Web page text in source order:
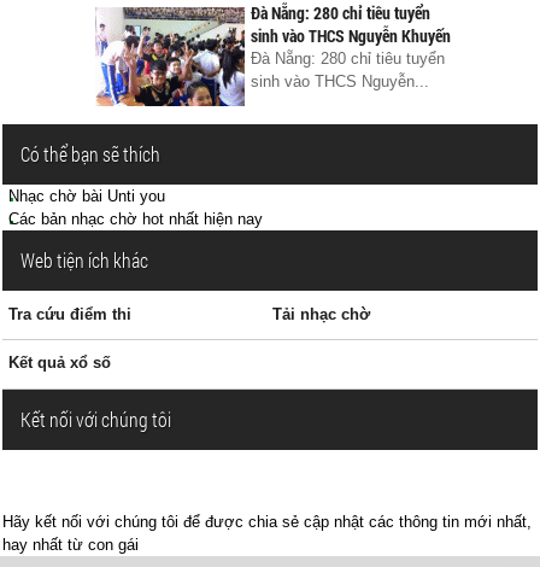
Đà Nẵng: 280 chỉ tiêu tuyển
sinh vào THCS Nguyễn Khuyến
Đà Nẵng: 280 chỉ tiêu tuyển
sinh vào THCS Nguyễn...
Có thể bạn sẽ thích
Nhạc chờ bài Unti you
Các bản nhạc chờ hot nhất hiện nay
Web tiện ích khác
Tra cứu điểm thi Tải nhạc chờ
Kết quả xổ số
Kết nối với chúng tôi
Hãy kết nối với chúng tôi để được chia sẻ cập nhật các thông tin mới nhất,
hay nhất từ con gái